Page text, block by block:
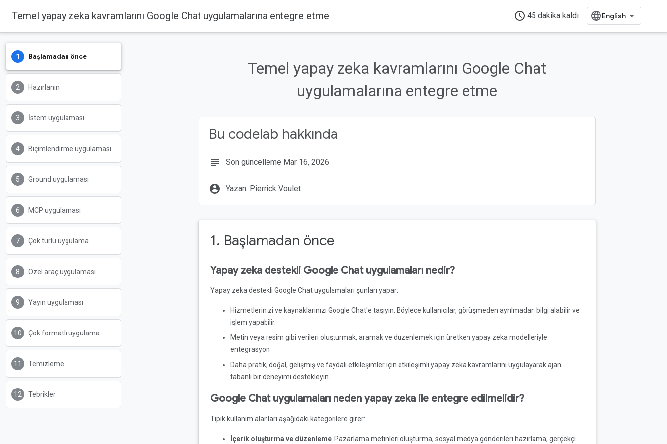
Temel yapay zeka kavramlarını Google Chat uygulamalarına entegre etme access_time 45 dakika kaldı
Başlamadan önce
Hazırlanın
İstem uygulaması
Biçimlendirme uygulaması
Ground uygulaması
MCP uygulaması
Çok turlu uygulama
Özel araç uygulaması
Yayın uygulaması
Çok formatlı uygulama
Temizleme
Tebrikler
Temel yapay zeka kavramlarını Google Chat
uygulamalarına entegre etme
Bu codelab hakkında
subject Son güncelleme Mar 16, 2026
account_circle Yazan: Pierrick Voulet
1. Başlamadan önce
Yapay zeka destekli Google Chat uygulamaları nedir?
Yapay zeka destekli Google Chat uygulamaları şunları yapar:
Hizmetlerinizi ve kaynaklarınızı Google Chat'e taşıyın. Böylece kullanıcılar, görüşmeden ayrılmadan bilgi alabilir ve
işlem yapabilir.
Metin veya resim gibi verileri oluşturmak, aramak ve düzenlemek için üretken yapay zeka modelleriyle
entegrasyon
Daha pratik, doğal, gelişmiş ve faydalı etkileşimler için etkileşimli yapay zeka kavramlarını uygulayarak ajan
tabanlı bir deneyimi destekleyin.
Google Chat uygulamaları neden yapay zeka ile entegre edilmelidir?
Tipik kullanım alanları aşağıdaki kategorilere girer:
İçerik oluşturma ve düzenleme . Pazarlama metinleri oluşturma, sosyal medya gönderileri hazırlama, gerçekçi